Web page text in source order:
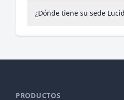
¿Dónde tiene su sede
PRODUCTOS